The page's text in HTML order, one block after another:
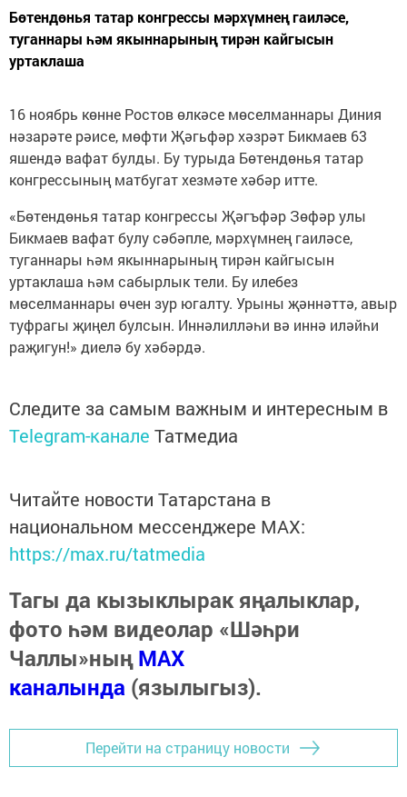
Бөтендөнья татар конгрессы мәрхүмнең гаиләсе,
туганнары һәм якыннарының тирән кайгысын
уртаклаша
16 ноябрь көнне Ростов өлкәсе мөселманнары Диния
нәзарәте рәисе, мөфти Җәгьфәр хәзрәт Бикмаев 63
яшендә вафат булды. Бу турыда Бөтендөнья татар
конгрессының матбугат хезмәте хәбәр итте.
«Бөтендөнья татар конгрессы Җәгъфәр Зөфәр улы
Бикмаев вафат булу сәбәпле, мәрхүмнең гаиләсе,
туганнары һәм якыннарының тирән кайгысын
уртаклаша һәм сабырлык тели. Бу илебез
мөселманнары өчен зур югалту. Урыны җәннәттә, авыр
туфрагы җиңел булсын. Иннәлилләһи вә иннә иләйһи
раҗигун!» диелә бу хәбәрдә.
Следите за самым важным и интересным в
Telegram-канале Татмедиа
Читайте новости Татарстана в
национальном мессенджере MАХ:
https://max.ru/tatmedia
Тагы да кызыклырак яңалыклар,
фото һәм видеолар «Шәһри
Чаллы»ныңMAX
каналында (язылыгыз).
Перейти на страницу новости